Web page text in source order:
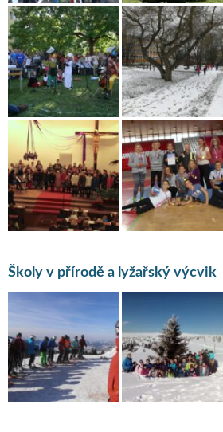
Školy v přírodě a lyžařský výcvik